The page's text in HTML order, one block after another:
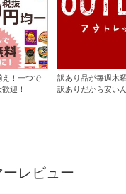
え！一つで
迎！
訳あり品が毎週木
訳ありだから安い
ーレビュー